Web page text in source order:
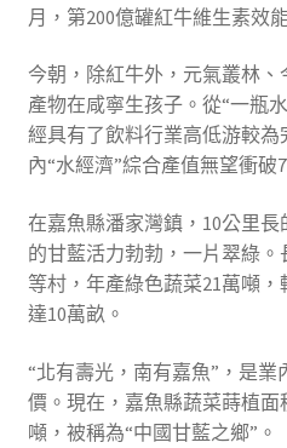
月，第200億罐紅牛維生素效
今朝，除紅牛外，元氣叢林、
產物在咸寧生孩子。從“一瓶
經具有了飲料行業高低游較
內“水經濟”綜合產值無望衝破
在嘉魚縣潘家灣鎮，10公里
的甘藍活力勃勃，一片翠綠
等村，年產綠色蔬菜21萬噸
達10萬畝。
“北有壽光，南有嘉魚”，是
價。現在，嘉魚縣蔬菜蒔植面
噸，被稱為“中國甘藍之鄉”。